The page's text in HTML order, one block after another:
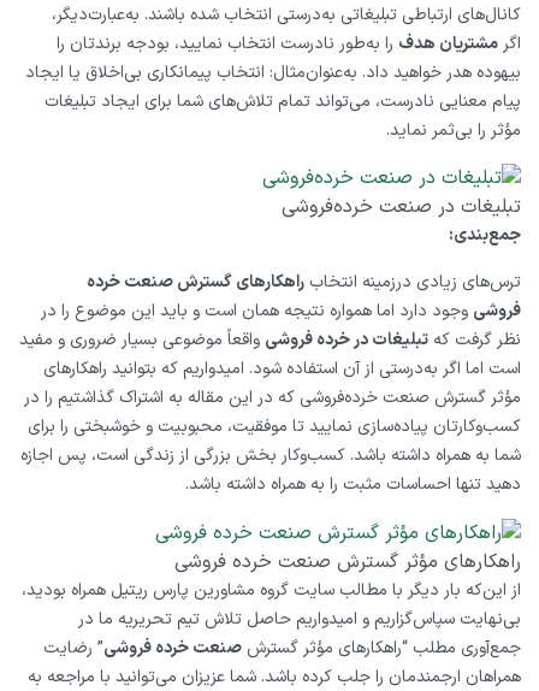
کانال‌های ارتباطی تبلیغاتی به‌درستی انتخاب شده باشند. به‌عبارت‌دیگر،
اگر مشتریان هدف را به‌طور نادرست انتخاب نمایید، بودجه برندتان را
بیهوده هدر خواهید داد. به‌عنوان‌مثال: انتخاب پیمانکاری بی‌اخلاق یا ایجاد
پیام معنایی نادرست، می‌تواند تمام تلاش‌های شما برای ایجاد تبلیغات
مؤثر را بی‌ثمر نماید.
تبلیغات در صنعت خرده‌فروشی
جمع‌بندی:
ترس‌های زیادی درزمینه انتخاب راهکارهای گسترش صنعت خرده‌
فروشی وجود دارد اما همواره نتیجه همان است و باید این موضوع را در
نظر گرفت که تبلیغات در خرده ‌فروشی واقعاً موضوعی بسیار ضروری و مفید
است اما اگر به‌درستی از آن استفاده شود. امیدواریم که بتوانید راهکارهای
مؤثر گسترش صنعت خرده‌فروشی که در این مقاله به اشتراک گذاشتیم را در
کسب‌وکارتان پیاده‌سازی نمایید تا موفقیت، محبوبیت و خوشبختی را برای
شما به همراه داشته باشد. کسب‌وکار بخش بزرگی از زندگی است، پس اجازه
دهید تنها احساسات مثبت را به همراه داشته باشد.
راهکارهای مؤثر گسترش صنعت خرده‌ فروشی
از این‌که بار دیگر با مطالب سایت گروه مشاورین پارس ریتیل همراه بودید،
بی‌نهایت سپاس‌گزاریم و امیدواریم حاصل تلاش تیم تحریریه ما در
جمع‌آوری مطلب “راهکارهای مؤثر گسترش صنعت خرده‌ فروشی” رضایت
همراهان ارجمندمان را جلب کرده باشد. شما عزیزان می‌توانید با مراجعه به